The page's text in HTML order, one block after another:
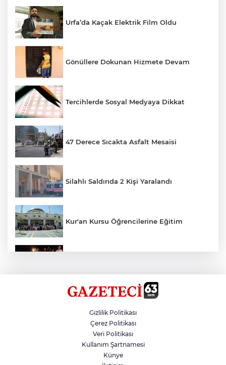
Urfa’da Kaçak Elektrik Film Oldu
Gönüllere Dokunan Hizmete Devam
Tercihlerde Sosyal Medyaya Dikkat
47 Derece Sıcakta Asfalt Mesaisi
Silahlı Saldırıda 2 Kişi Yaralandı
Kur'an Kursu Öğrencilerine Eğitim
Siverek’te Mahmut Gülel Dönemi
Filistin Konvoyuna Coşkulu Karşılama
Gizlilik Politikası
Çerez Politikası
Veri Politikası
Kullanım Şartnamesi
Künye